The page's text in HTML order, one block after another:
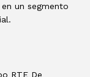
un segmento
RTE De